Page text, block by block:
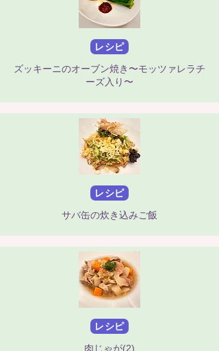
レシピ
ズッキーニのオーブン焼き〜モッツァレラチ
ーズ入り〜
レシピ
サバ缶の炊き込みご飯
レシピ
肉じゃが(2)